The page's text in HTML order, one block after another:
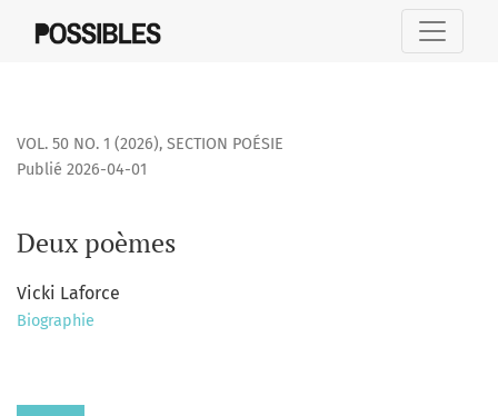
VOL. 50 NO. 1 (2026), SECTION POÉSIE
Deux poèmes
Publié 2026-04-01
Vicki Laforce
Biographie